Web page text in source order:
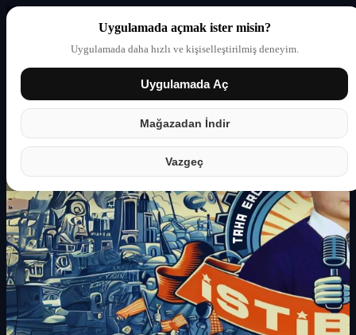
Uygulamada açmak ister misin?
Uygulamada daha hızlı ve kişiselleştirilmiş deneyim.
Uygulamada Aç
Mağazadan İndir
Vazgeç
Giriş yap Partner